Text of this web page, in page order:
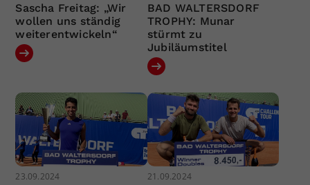
Sascha Freitag: „Wir
wollen uns ständig
weiterentwickeln“
BAD WALTERSDORF
TROPHY: Munar
stürmt zu
Jubiläumstitel
23.09.2024 21.09.2024